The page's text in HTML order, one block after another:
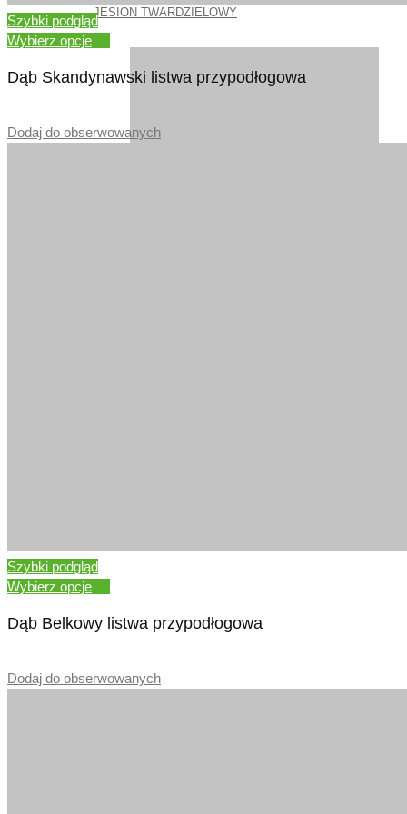
JESION TWARDZIELOWY
Szybki podgląd
Wybierz opcje
Dąb Skandynawski listwa przypodłogowa
Dodaj do obserwowanych
Szybki podgląd
Wybierz opcje
Dąb Belkowy listwa przypodłogowa
Dodaj do obserwowanych